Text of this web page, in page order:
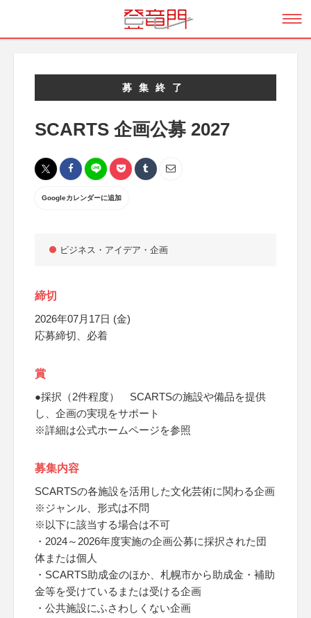
募集終了
SCARTS 企画公募 2027
Googleカレンダーに追加
ビジネス・アイデア・企画
締切
2026年07月17日 (金)
応募締切、必着
賞
●採択（2件程度） SCARTSの施設や備品を提供
し、企画の実現をサポート
※詳細は公式ホームページを参照
募集内容
SCARTSの各施設を活用した文化芸術に関わる企画
※ジャンル、形式は不問
※以下に該当する場合は不可
・2024～2026年度実施の企画公募に採択された団
体または個人
・SCARTS助成金のほか、札幌市から助成金・補助
金等を受けているまたは受ける企画
・公共施設にふさわしくない企画